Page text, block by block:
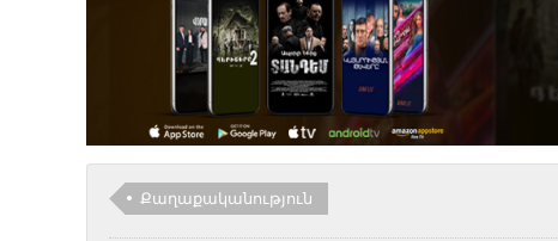
Քաղաքականություն